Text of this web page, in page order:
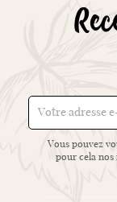
Vous pouvez
pour cela